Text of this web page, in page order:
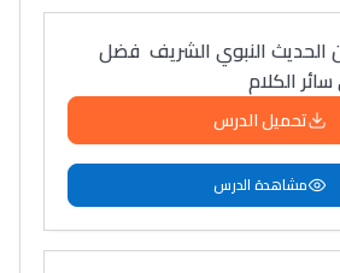
الحديث النبوي الشريف فضل
الكلام
تحميل الدرس
مشاهدة الدرس